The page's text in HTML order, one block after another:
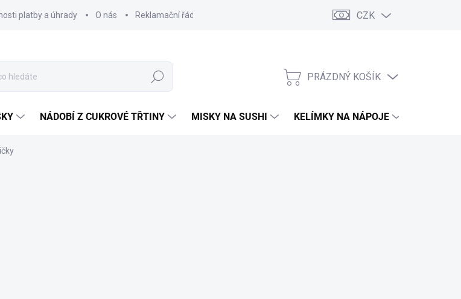
platby a úhrady O nás Reklamační řád Moje objednávka
CZK
Hledat
NÁKUPNÍ
PRÁZDNÝ KOŠÍK
NÁDOBÍ Z CUKROVÉ TŘTINY MISKY NA SUSHI KELÍMKY NA NÁPOJE